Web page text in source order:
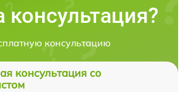
консультацию
консультация со